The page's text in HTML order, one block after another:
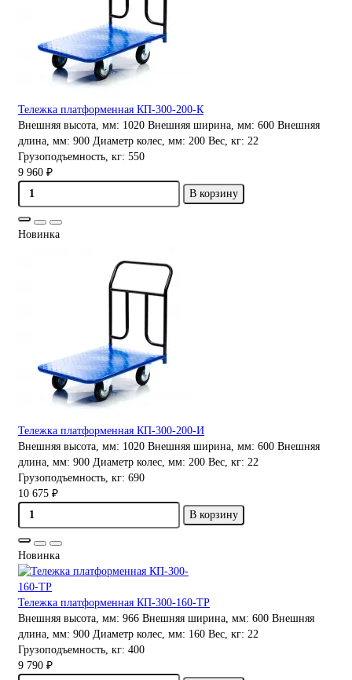
Тележка платформенная КП-300-200-К
Внешняя высота, мм: 1020 Внешняя ширина, мм: 600 Внешняя
длина, мм: 900 Диаметр колес, мм: 200 Вес, кг: 22
Грузоподъемность, кг: 550
9 960 ₽
В корзину
Новинка
Тележка платформенная КП-300-200-И
Внешняя высота, мм: 1020 Внешняя ширина, мм: 600 Внешняя
длина, мм: 900 Диаметр колес, мм: 200 Вес, кг: 22
Грузоподъемность, кг: 690
10 675 ₽
В корзину
Новинка
Тележка платформенная КП-300-160-ТР
Внешняя высота, мм: 966 Внешняя ширина, мм: 600 Внешняя
длина, мм: 900 Диаметр колес, мм: 160 Вес, кг: 22
Грузоподъемность, кг: 400
9 790 ₽